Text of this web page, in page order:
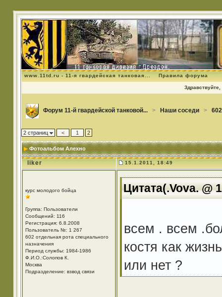
www.11td.ru - 11-я гвардейская танковая... Правила форума
Здравствуйте,
Форум 11-й гвардейской танковой... > Наши соседи >
2 страниц < 1 2
Фотоальбом Алехно
liker 15.1.2011, 18:49
курс молодого бойца
Группа: Пользователи
Сообщений: 116
Регистрация: 6.8.2008
Пользователь №: 1 267
602 отдельная рота специального
назначения
Период службы: 1984-1986
Ф.И.О.:Солопов К.
Москва
Подразделение: взвод связи
Цитата(.Vova. @
всем . всем
костя как
или нет ?